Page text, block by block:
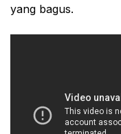
yang bagus.